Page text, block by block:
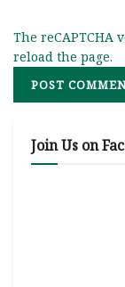
The reCAPTCHA
reload the page.
Join Us on